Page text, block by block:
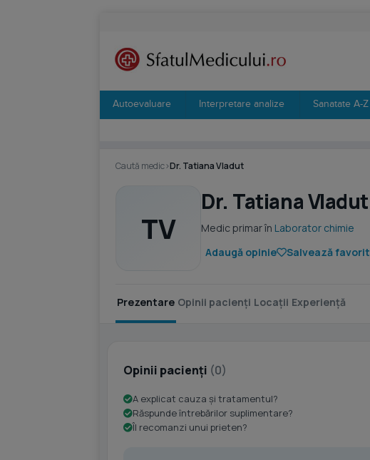
Autoevaluare Interpretare analize Sanatate A-Z
Caută medic›Dr. Tatiana Vladut
TV
Dr. Tatiana Vladut
Medic primar în Laborator chimie
Adaugă opinie
Salvează favorit
Prezentare Opinii pacienți Locații Experiență
Opinii pacienți (0)
A explicat cauza și tratamentul?
Răspunde întrebărilor suplimentare?
Îl recomanzi unui prieten?